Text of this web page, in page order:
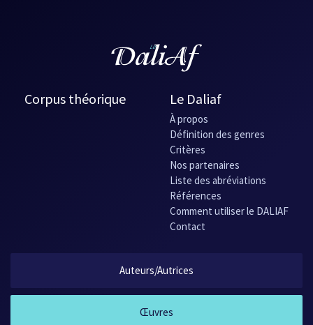
Corpus théorique Le Daliaf
À propos
Définition des genres
Critères
Nos partenaires
Liste des abréviations
Références
Comment utiliser le DALIAF
Contact
Auteurs/Autrices
Œuvres